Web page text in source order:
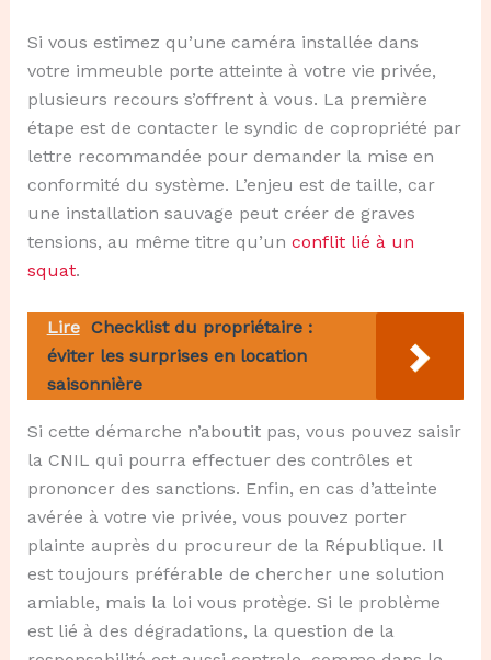
Si vous estimez qu’une caméra installée dans
votre immeuble porte atteinte à votre vie privée,
plusieurs recours s’offrent à vous. La première
étape est de contacter le syndic de copropriété par
lettre recommandée pour demander la mise en
conformité du système. L’enjeu est de taille, car
une installation sauvage peut créer de graves
tensions, au même titre qu’un conflit lié à un
squat.
Lire Checklist du propriétaire :
éviter les surprises en location
saisonnière
Si cette démarche n’aboutit pas, vous pouvez saisir
la CNIL qui pourra effectuer des contrôles et
prononcer des sanctions. Enfin, en cas d’atteinte
avérée à votre vie privée, vous pouvez porter
plainte auprès du procureur de la République. Il
est toujours préférable de chercher une solution
amiable, mais la loi vous protège. Si le problème
est lié à des dégradations, la question de la